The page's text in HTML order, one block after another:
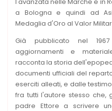
a Bologna e quindi ad
Medaglia d'Oro al Valor
Già pubblicato nel
aggiornamenti e
racconta la storia
documenti ufficiali del
eserciti alleati, e dalle
fra tutti l'autore stesso che,
padre Ettore a scrivere